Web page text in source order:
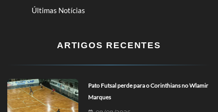
Últimas Notícias
ARTIGOS RECENTES
Pato Futsal perde para o Corinthians no Wlamir
Marques